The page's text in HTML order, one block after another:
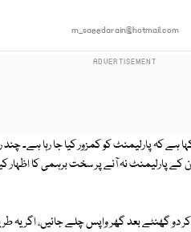
m_saeedarain@hotmail.com
کہ پارلیمنٹ کو کمزور کیا جا رہا ہے۔ چند
کے پارلیمنٹ نہ آنے پر سخت برہمی کا اظہار
گھنٹے بعد گھر واپس چلے جائیں، اگر یہ